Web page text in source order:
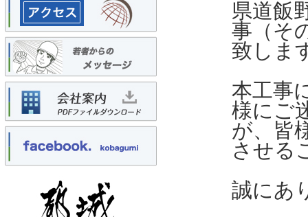
県道飯
事（そ
致しま
本工事
様にご
が、皆
させる
誠にあ